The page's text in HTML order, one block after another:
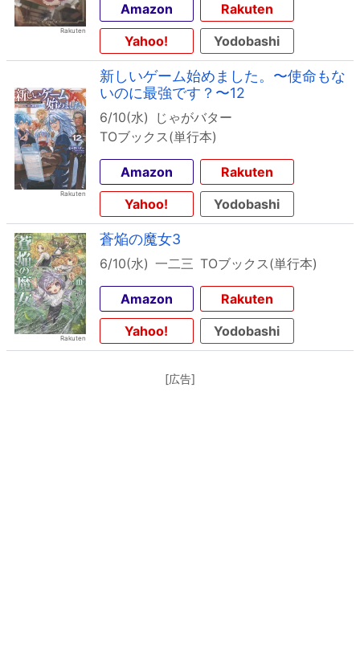
Amazon
Rakuten
Yahoo!
Yodobashi
新しいゲーム始めました。〜使命もな
いのに最強です？〜12
6/10(水)
じゃがバター
TOブックス(単行本)
Amazon
Rakuten
Yahoo!
Yodobashi
蒼焔の魔女3
6/10(水) 一二三 TOブックス(単行本)
Amazon
Rakuten
Yahoo!
Yodobashi
[広告]